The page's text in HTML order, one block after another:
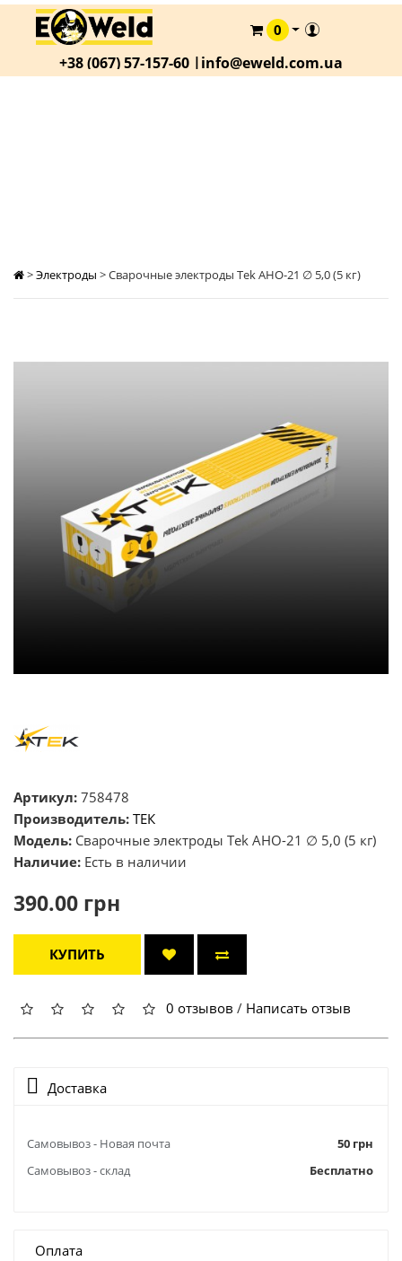
КАТАЛОГ
О
0
+38 (067) 57-157-60 |info@eweld.com.ua
>Электроды >Cварочные электроды Теk АНО-21 ∅ 5,0 (5 кг)
Артикул: 758478
Производитель: ТЕК
Модель: Cварочные электроды Теk АНО-21 ∅ 5,0 (5 кг)
Наличие: Есть в наличии
390.00 грн
КУПИТЬ
0 отзывов / Написать отзыв
Доставка
Самовывоз - Новая почта
50 грн
Самовывоз - склад
Бесплатно
Оплата